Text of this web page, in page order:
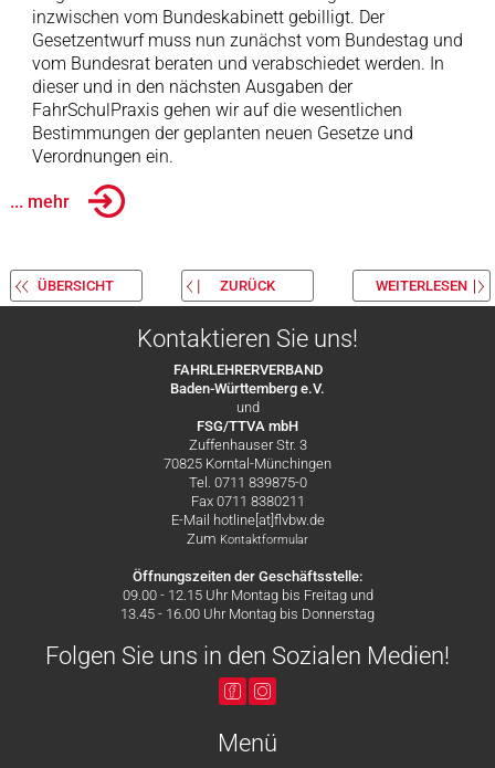
inzwischen vom Bundeskabinett gebilligt. Der
Gesetzentwurf muss nun zunächst vom Bundestag und
vom Bundesrat beraten und verabschiedet werden. In
dieser und in den nächsten Ausgaben der
FahrSchulPraxis gehen wir auf die wesentlichen
Bestimmungen der geplanten neuen Gesetze und
Verordnungen ein.
... mehr
ÜBERSICHT ZURÜCK WEITERLESEN
Kontaktieren Sie uns!
FAHRLEHRERVERBAND
Baden-Württemberg e.V.
und
FSG/TTVA mbH
Zuffenhauser Str. 3
70825 Korntal-Münchingen
Tel. 0711 839875-0
Fax 0711 8380211
E-Mail hotline[at]flvbw.de
Zum Kontaktformular
Öffnungszeiten der Geschäftsstelle:
09.00 - 12.15 Uhr Montag bis Freitag und
13.45 - 16.00 Uhr Montag bis Donnerstag
Folgen Sie uns in den Sozialen Medien!
Menü